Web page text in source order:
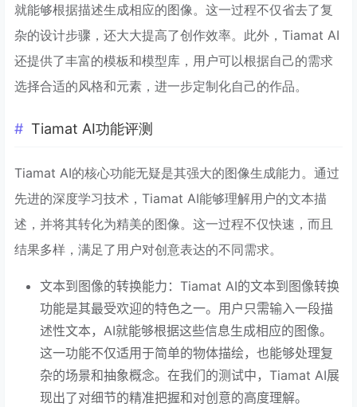
就能够根据描述生成相应的图像。这一过程不仅省去了复
杂的设计步骤，还大大提高了创作效率。此外，Tiamat AI
还提供了丰富的模板和模型库，用户可以根据自己的需求
选择合适的风格和元素，进一步定制化自己的作品。
Tiamat AI功能评测
Tiamat AI的核心功能无疑是其强大的图像生成能力。通过
先进的深度学习技术，Tiamat AI能够理解用户的文本描
述，并将其转化为精美的图像。这一过程不仅快速，而且
结果多样，满足了用户对创意表达的不同需求。
文本到图像的转换能力：Tiamat AI的文本到图像转换
功能是其最受欢迎的特色之一。用户只需输入一段描
述性文本，AI就能够根据这些信息生成相应的图像。
这一功能不仅适用于简单的物体描绘，也能够处理复
杂的场景和抽象概念。在我们的测试中，Tiamat AI展
现出了对细节的精准把握和对创意的高度理解。